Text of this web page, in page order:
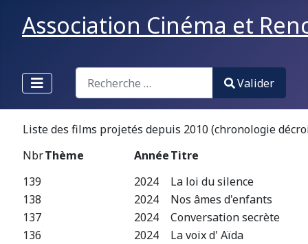
Association Cinéma et
Valider
Type 2 or more characters for results.
Valider
Liste des films projetés depuis 2010 (chronologie
NbrThème AnnéeTitre
139
2024
La loi du silence
138
2024
Nos âmes d'enfants
137
2024
Conversation secrète
136
2024
La voix d' Aïda